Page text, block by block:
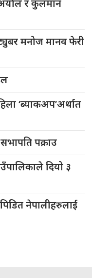
र कुलमान
मनोज मानव फेरी
‘ब्याकअप’अर्थात
पक्राउ
दियो ३
नेपालीहरुलाई